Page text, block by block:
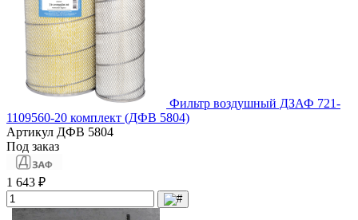
Фильтр воздушный ДЗАФ 721-
1109560-20 комплект (ДФВ 5804)
Артикул ДФВ 5804
Под заказ
1 643 ₽